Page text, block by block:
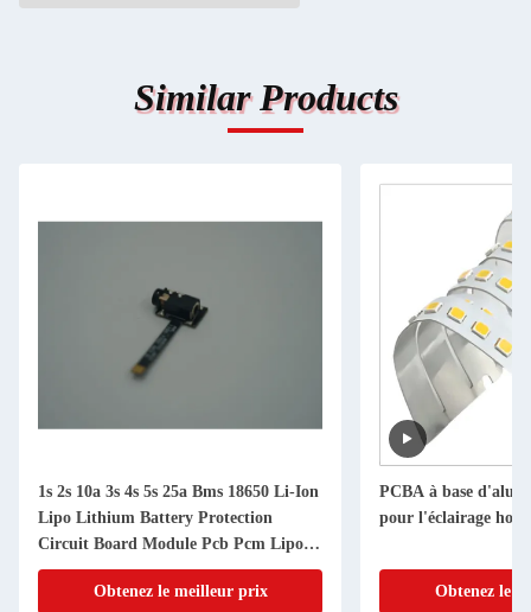
Similar Products
1s 2s 10a 3s 4s 5s 25a Bms 18650 Li-Ion
Lipo Lithium Battery Protection
Circuit Board Module Pcb Pcm Lipo
Bms Chargeur
Obtenez le meilleur prix
PCBA à base
pour l'éclairage
Obtenez le